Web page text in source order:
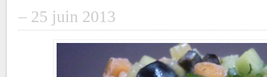
25 juin 2013